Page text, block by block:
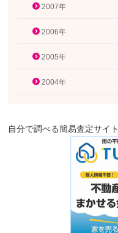
2007年
2006年
2005年
2004年
自分で調べる簡易査定サイト